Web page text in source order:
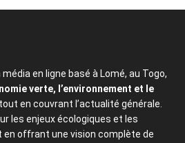
en ligne basé à Lomé, au Togo,
verte, l’environnement et le
en couvrant l’actualité générale.
les enjeux écologiques et les
offrant une vision complète de